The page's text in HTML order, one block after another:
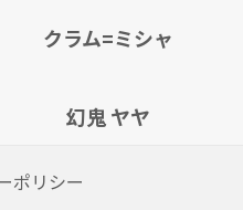
クラム=ミシャ
幻鬼 ヤヤ
ポリシー